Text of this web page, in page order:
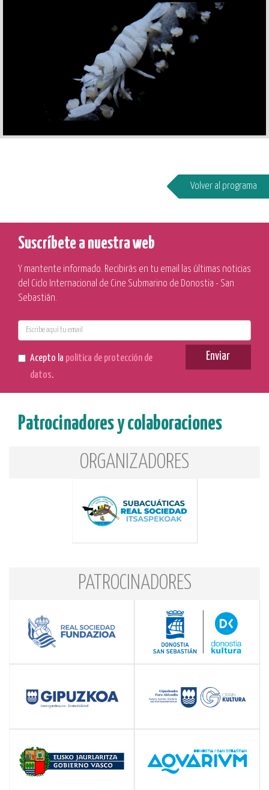
Volver al programa
Suscríbete a nuestra web
Y mantente informado. Recibirás en tu email las últimas noticias
del Ciclo Internacional de Cine Submarino de Donostia - San
Sebastián.
Acepto la política de protección de
datos.
Enviar
Patrocinadores y colaboraciones
ORGANIZADORES
PATROCINADORES